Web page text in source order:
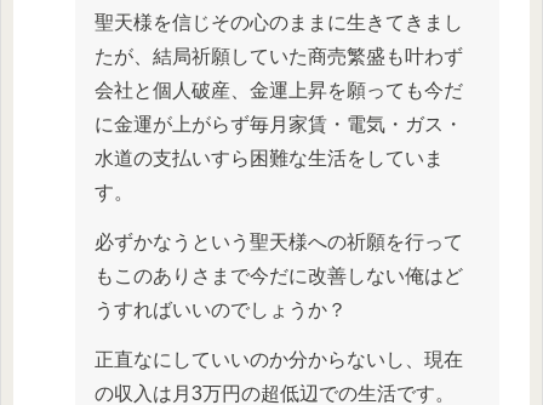
聖天様を信じその心のままに生きてきまし
たが、結局祈願していた商売繁盛も叶わず
会社と個人破産、金運上昇を願っても今だ
に金運が上がらず毎月家賃・電気・ガス・
水道の支払いすら困難な生活をしていま
す。
必ずかなうという聖天様への祈願を行って
もこのありさまで今だに改善しない俺はど
うすればいいのでしょうか？
正直なにしていいのか分からないし、現在
の収入は月3万円の超低辺での生活です。